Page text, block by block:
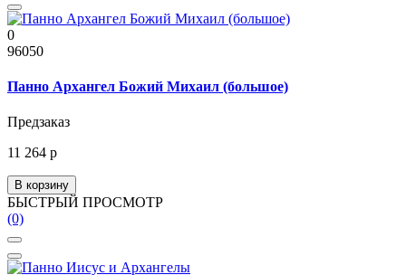
0
96050
Панно Архангел Божий Михаил (большое)
Предзаказ
11 264 р
В корзину
БЫСТРЫЙ ПРОСМОТР
(0)